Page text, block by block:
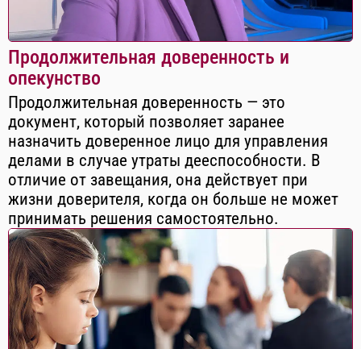
Продолжительная доверенность и
опекунство
Продолжительная доверенность — это
документ, который позволяет заранее
назначить доверенное лицо для управления
делами в случае утраты дееспособности. В
отличие от завещания, она действует при
жизни доверителя, когда он больше не может
принимать решения самостоятельно.